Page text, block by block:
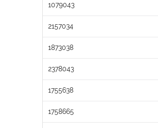
1079043
2157034
1873038
2378043
1755638
1758665